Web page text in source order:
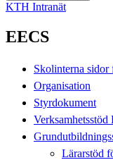
KTH Intranät
EECS
Skolinterna sidor
Organisation
Styrdokument
Verksamhetsstöd
Lärarstöd